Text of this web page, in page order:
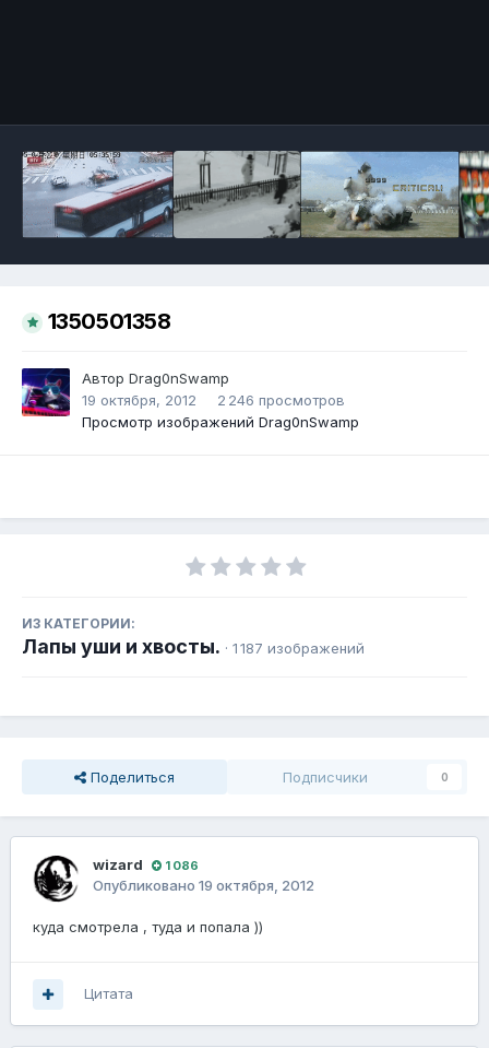
1350501358
Автор Drag0nSwamp
19 октября, 2012
2 246 просмотров
Просмотр изображений Drag0nSwamp
ИЗ КАТЕГОРИИ:
Лапы уши и хвосты. · 1 187 изображений
Поделиться Подписчики 0
wizard 1 086
Опубликовано 19 октября, 2012
куда смотрела , туда и попала ))
Цитата